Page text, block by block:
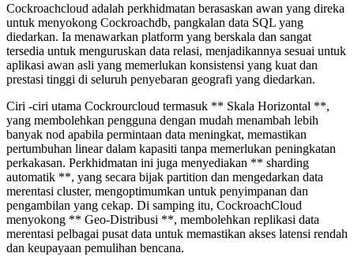
Cockroachcloud adalah perkhidmatan berasaskan awan yang direka
untuk menyokong Cockroachdb, pangkalan data SQL yang
diedarkan. Ia menawarkan platform yang berskala dan sangat
tersedia untuk menguruskan data relasi, menjadikannya sesuai untuk
aplikasi awan asli yang memerlukan konsistensi yang kuat dan
prestasi tinggi di seluruh penyebaran geografi yang diedarkan.
Ciri -ciri utama Cockrourcloud termasuk ** Skala Horizontal **,
yang membolehkan pengguna dengan mudah menambah lebih
banyak nod apabila permintaan data meningkat, memastikan
pertumbuhan linear dalam kapasiti tanpa memerlukan peningkatan
perkakasan. Perkhidmatan ini juga menyediakan ** sharding
automatik **, yang secara bijak partition dan mengedarkan data
merentasi cluster, mengoptimumkan untuk penyimpanan dan
pengambilan yang cekap. Di samping itu, CockroachCloud
menyokong ** Geo-Distribusi **, membolehkan replikasi data
merentasi pelbagai pusat data untuk memastikan akses latensi rendah
dan keupayaan pemulihan bencana.